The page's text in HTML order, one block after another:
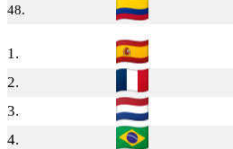
48.
1.
2.
3.
4.